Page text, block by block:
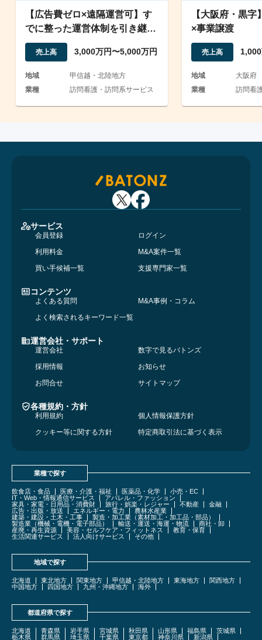
【広告費ゼロ×遠隔運営可】す
でに整った運営体制を引き継げ
る訪問リハビリ事業
売上高 3,000万円〜5,000万円
地域
甲信越・北陸地方
業種
訪問看護・訪問系サービス
【大阪府・黒
×事業譲渡
売上高
地域
大阪府
業種
訪問看
サービス
会員登録
ログイン
利用料金
M&A案件一覧
買い手候補一覧
支援専門家一覧
コンテンツ
よくある質問
M&A事例・コラム
よく検索されるキーワード一覧
運営会社・サポート
運営会社
数字で見るバトンズ
採用情報
お知らせ
お問合せ
サイトマップ
各種規約・方針
利用規約
個人情報保護方針
クッキー等に関する方針
特定商取引法に基づく表示
業種で探す
飲食店・食品 医療・介護・福祉 医薬品・化学
小売・EC
IT・Web・情報通信サービス
アパレル・ファッション
家具・家電・日用品・消費財
旅行・娯楽・レジャー 不動産
金融
広告・出版・放送
エネルギー・電力
農林水産業
建築・建設・土木・工事
製造・加工業（素材加工・加工品・部品）
製造業（機械・電機・電子部品）
輸送・運送・海運・物流
商社・卸
産廃・再生資源
美容・セルフケア・フィットネス
教育・保育
生活関連サービス
法人向けサービス その他
地域で探す
北海道 東北地方 関東地方 甲信越・北陸地方 東海地方
関西地方
中国地方
四国地方 九州・沖縄地方 海外
都道府県で探す
北海道 青森県 岩手県 宮城県 秋田県 山形県 福島県
茨城県
栃木県
群馬県 埼玉県 千葉県 東京都 神奈川県
新潟県